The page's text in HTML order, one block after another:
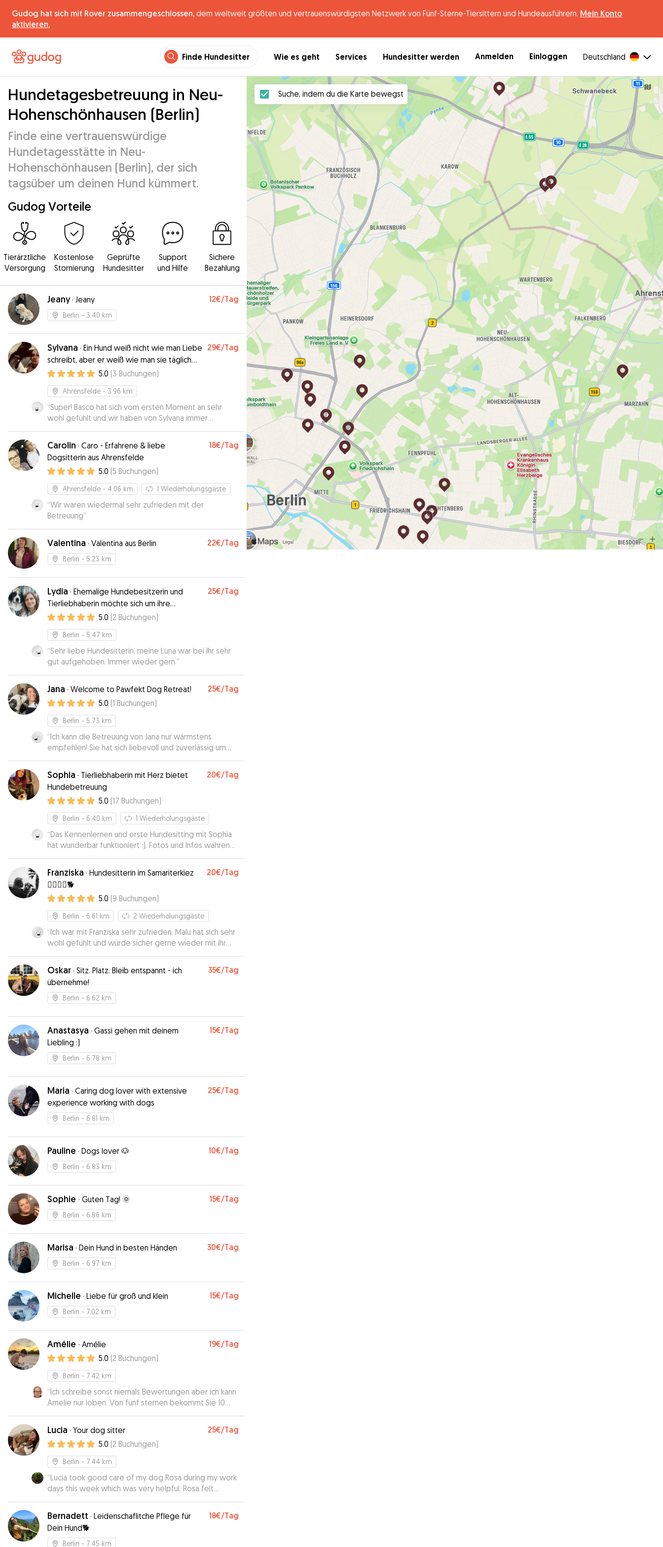
Gudog hat sich mit Rover zusammengeschlossen, dem weltweit größten und vertrauenswürdigsten Netzwerk von Fünf-Sterne-Tiersittern und Hundeausführern. Mein Konto
aktivieren.
Finde Hundesitter Wie es geht Services Hundesitter werden Anmelden Einloggen Deutschland
Hundetagesbetreuung in Neu-
Hohenschönhausen (Berlin)
Finde eine vertrauenswürdige
Hundetagesstätte in Neu-
Hohenschönhausen (Berlin), der sich
tagsüber um deinen Hund kümmert.
Gudog Vorteile
Tierärztliche
Versorgung
Kostenlose
Stornierung
Geprüfte
Hundesitter
Support
und Hilfe
Sichere
Bezahlung
Jeany· Jeany 12€/Tag
Berlin - 3.40 km
Sylvana · Ein Hund weiß nicht wie man Liebe
schreibt, aber er weiß wie man sie täglich
zeigt!
29€/Tag
5.0 (3 Buchungen)
Ahrensfelde - 3.96 km
“Super! Basco hat sich vom ersten Moment an sehr
wohl gefühlt und wir haben von Sylvana immer
Updates bekommen. Wir waren voll und ganz
zufrieden. Sehr gern wieder!
Carolin · Caro - Erfahrene & liebe
Dogsitterin aus Ahrensfelde
18€/Tag
5.0 (5 Buchungen)
Ahrensfelde - 4.06 km 1 Wiederholungsgäste
“Wir waren wiedermal sehr zufrieden mit der
Betreuung”
Valentina · Valentina aus Berlin 22€/Tag
Berlin - 5.23 km
Lydia · Ehemalige Hundebesitzerin und
Tierliebhaberin möchte sich um ihre
Fellbabies kümmern!
25€/Tag
5.0 (2 Buchungen)
Berlin - 5.47 km
“Sehr liebe Hundesitterin, meine Luna war bei Ihr sehr
gut aufgehoben. Immer wieder gern.”
Jana · Welcome to Pawfekt Dog Retreat! 25€/Tag
5.0 (1 Buchungen)
Berlin - 5.73 km
“Ich kann die Betreuung von Jana nur wärmstens
empfehlen! Sie hat sich liebevoll und zuverlässig um
meine kleine Emma (eine Bolonka) gekümmert. Emma
ist normalerweise etwas schüchtern, aber bei ihr hat
sie sich sofort wohlgefühlt. Der Umgang war sehr
fürsorglich, und ich habe regelmäßige Updates und
Bilder erhalten, was mir ein gutes Gefühl gegeben hat.
Man merkt sofort, dass Jana Hunde liebt und viel
Erfahrung mitbringt. Ich werde sie auf jeden Fall wieder
buchen – Emma freut sich schon auf das nächste Mal!”
Sophia · Tierliebhaberin mit Herz bietet
Hundebetreuung
20€/Tag
5.0 (17 Buchungen)
Berlin - 6.40 km 1 Wiederholungsgäste
“Das Kennenlernen und erste Hundesitting mit Sophia
hat wunderbar funktioniert :). Fotos und Infos während
der Betreuung haben mir ein gutes Gefühl gegeben.
Sophia konnte mit ihrer ruhigen Ausstrahlung Tali nach
anfänglicher Unruhe ein sicheres Gefühl geben, sodass
Tali entspannt den Tag verbringen konnte. Die Gassi-
Runde lief auch gut. Sophia ist als Hundesitterin sehr zu
empfehlen. Gerne wieder :).”
Franziska · Hundesitterin im Samariterkiez
🐕‍🦺🦮🐩🐕
20€/Tag
5.0 (9 Buchungen)
Berlin - 6.61 km 2 Wiederholungsgäste
“Ich war mit Franziska sehr zufrieden. Malu hat sich sehr
wohl gefühlt und würde sicher gerne wieder mit ihr
spielen gehen.”
Oskar · Sitz. Platz. Bleib entspannt - ich
übernehme!
35€/Tag
Berlin - 6.62 km
Anastasya · Gassi gehen mit deinem
Liebling :)
15€/Tag
Berlin - 6.78 km
Maria · Caring dog lover with extensive
experience working with dogs
25€/Tag
Berlin - 6.81 km
Pauline · Dogs lover 🐶 10€/Tag
Berlin - 6.83 km
Sophie · Guten Tag! 🌞 15€/Tag
Berlin - 6.86 km
Marisa · Dein Hund in besten Händen 30€/Tag
Berlin - 6.97 km
Michelle · Liebe für groß und klein 15€/Tag
Berlin - 7.02 km
Amélie · Amélie 19€/Tag
5.0 (2 Buchungen)
Berlin - 7.42 km
“Ich schreibe sonst niemals Bewertungen aber ich kann
Amelie nur loben. Von fünf sternen bekommt Sie 10
von mir. Mein Hundemädchen war tiefenentspannt und
glücklich.
Lucia · Your dog sitter 25€/Tag
5.0 (2 Buchungen)
Berlin - 7.44 km
“Lucia took good care of my dog Rosa during my work
days this week which was very helpful. Rosa felt
comfortable at Lucia's lovely flat and they played and
walked together. Lucia is reliable and easygoing, I
would recommend her service! ”
Bernadett · Leidenschaflitche Pflege für
Dein Hund🐕
18€/Tag
Berlin - 7.45 km
Suche, indem du die Karte bewegst